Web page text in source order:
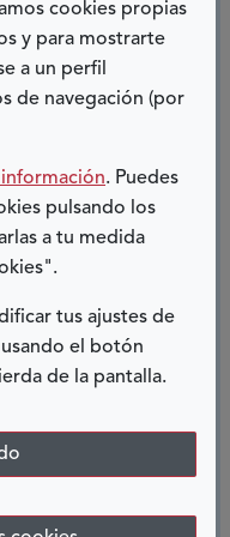
cookies propias
y para mostrarte
a un perfil
de navegación (por
información. Puedes
pulsando los
a tu medida
tus ajustes de
el botón
de la pantalla.
las personas
cada
Sánchez Toribio,
trabajadora social